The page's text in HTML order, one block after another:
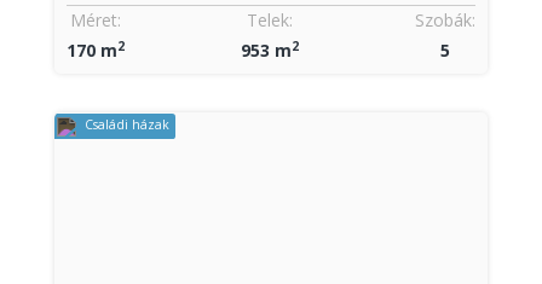
Szobák:
5
Méret:
170 m2
Telek:
953 m2
Családi házak